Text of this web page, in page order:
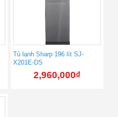
Tủ lạnh Sharp 196 lít SJ-
X201E-DS
2,960,000₫